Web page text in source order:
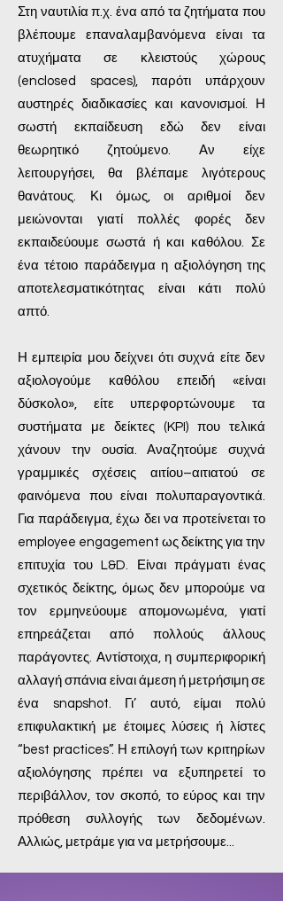
Στη ναυτιλία π.χ. ένα από τα ζητήματα που
βλέπουμε επαναλαμβανόμενα είναι τα
ατυχήματα σε κλειστούς χώρους
(enclosed spaces), παρότι υπάρχουν
αυστηρές διαδικασίες και κανονισμοί. Η
σωστή εκπαίδευση εδώ δεν είναι
θεωρητικό ζητούμενο. Αν είχε
λειτουργήσει, θα βλέπαμε λιγότερους
θανάτους. Κι όμως, οι αριθμοί δεν
μειώνονται γιατί πολλές φορές δεν
εκπαιδεύουμε σωστά ή και καθόλου. Σε
ένα τέτοιο παράδειγμα η αξιολόγηση της
αποτελεσματικότητας είναι κάτι πολύ
απτό.
Η εμπειρία μου δείχνει ότι συχνά είτε δεν
αξιολογούμε καθόλου επειδή «είναι
δύσκολο», είτε υπερφορτώνουμε τα
συστήματα με δείκτες (KPI) που τελικά
χάνουν την ουσία. Αναζητούμε συχνά
γραμμικές σχέσεις αιτίου–αιτιατού σε
φαινόμενα που είναι πολυπαραγοντικά.
Για παράδειγμα, έχω δει να προτείνεται το
employee engagement ως δείκτης για την
επιτυχία του L&D. Είναι πράγματι ένας
σχετικός δείκτης, όμως δεν μπορούμε να
τον ερμηνεύουμε απομονωμένα, γιατί
επηρεάζεται από πολλούς άλλους
παράγοντες. Αντίστοιχα, η συμπεριφορική
αλλαγή σπάνια είναι άμεση ή μετρήσιμη σε
ένα snapshot. Γι’ αυτό, είμαι πολύ
επιφυλακτική με έτοιμες λύσεις ή λίστες
“best practices”. Η επιλογή των κριτηρίων
αξιολόγησης πρέπει να εξυπηρετεί το
περιβάλλον, τον σκοπό, το εύρος και την
πρόθεση συλλογής των δεδομένων.
Αλλιώς, μετράμε για να μετρήσουμε...